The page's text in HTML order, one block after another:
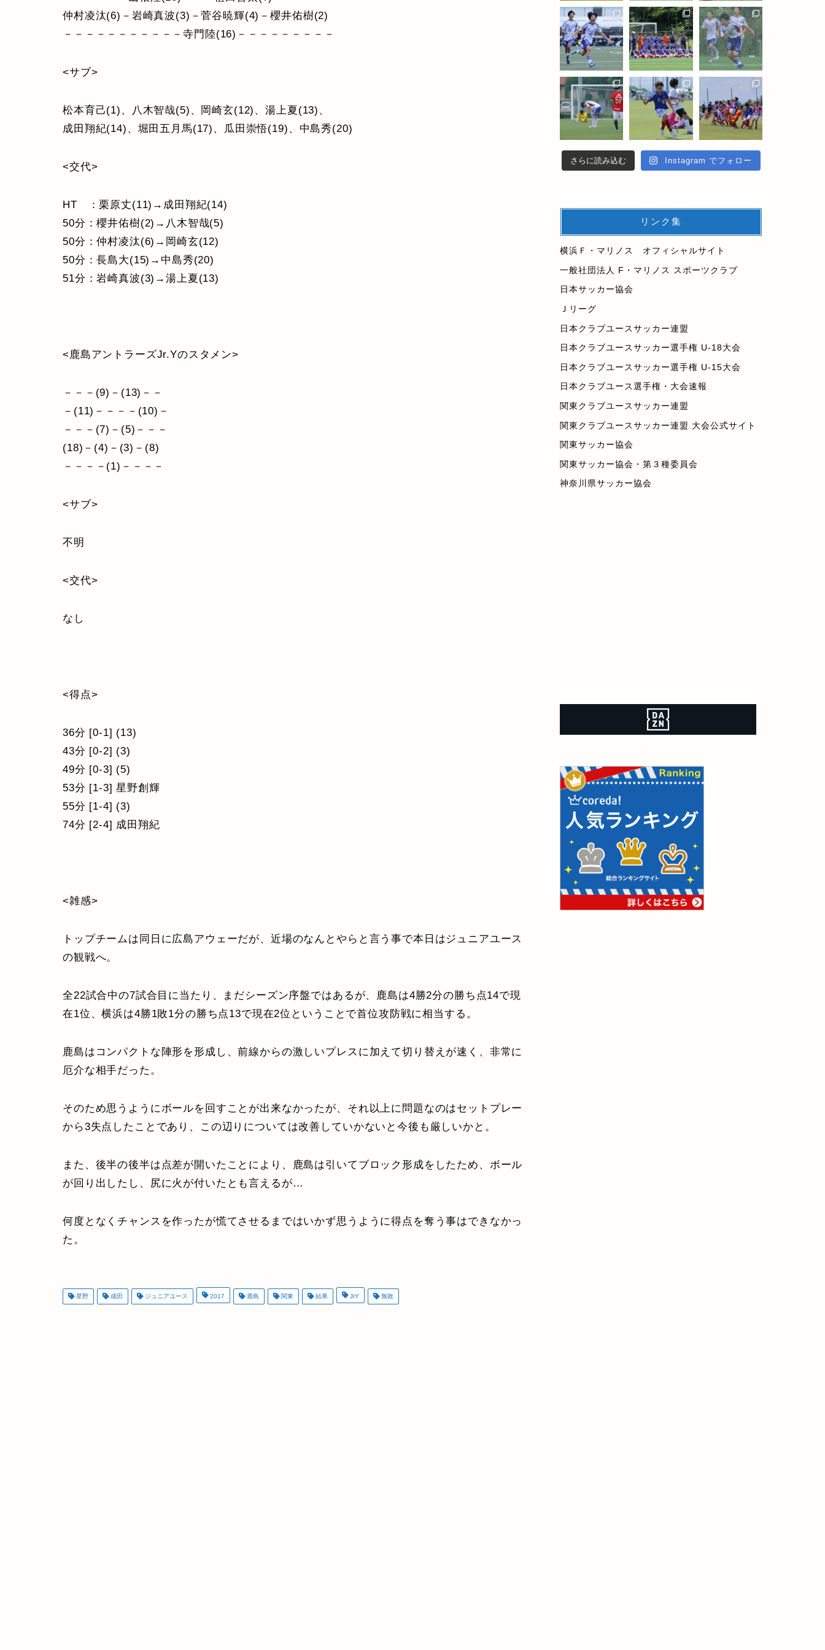
仲村凌汰(6)－岩崎真波(3)－菅谷暁輝(4)－櫻井佑樹(2)
－－－－－－－－－－－寺門陸(16)－－－－－－－－－
<サブ>
松本育己(1)、八木智哉(5)、岡崎玄(12)、湯上夏(13)、
成田翔紀(14)、堀田五月馬(17)、瓜田崇悟(19)、中島秀(20)
<交代>
HT ：栗原丈(11)→成田翔紀(14)
50分：櫻井佑樹(2)→八木智哉(5)
50分：仲村凌汰(6)→岡崎玄(12)
50分：長島大(15)→中島秀(20)
51分：岩崎真波(3)→湯上夏(13)
<鹿島アントラーズJr.Yのスタメン>
－－－(9)－(13)－－
－(11)－－－－(10)－
－－－(7)－(5)－－－
(18)－(4)－(3)－(8)
－－－－(1)－－－－
<サブ>
不明
<交代>
なし
<得点>
36分 [0-1] (13)
43分 [0-2] (3)
49分 [0-3] (5)
53分 [1-3] 星野創輝
55分 [1-4] (3)
74分 [2-4] 成田翔紀
<雑感>
トップチームは同日に広島アウェーだが、近場のなんとやらと言う事で本日はジュニアユース
の観戦へ。
全22試合中の7試合目に当たり、まだシーズン序盤ではあるが、鹿島は4勝2分の勝ち点14で現
在1位、横浜は4勝1敗1分の勝ち点13で現在2位ということで首位攻防戦に相当する。
鹿島はコンパクトな陣形を形成し、前線からの激しいプレスに加えて切り替えが速く、非常に
厄介な相手だった。
そのため思うようにボールを回すことが出来なかったが、それ以上に問題なのはセットプレー
から3失点したことであり、この辺りについては改善していかないと今後も厳しいかと。
また、後半の後半は点差が開いたことにより、鹿島は引いてブロック形成をしたため、ボール
が回り出したし、尻に火が付いたとも言えるが…
何度となくチャンスを作ったが慌てさせるまではいかず思うように得点を奪う事はできなかっ
た。
星野 成田 ジュニアユース 2017 鹿島 関東 結果 JrY 無敗
さらに読み込む Instagram でフォロー
リンク集
横浜Ｆ・マリノス オフィシャルサイト
一般社団法人 F・マリノス スポーツクラブ
日本サッカー協会
Ｊリーグ
日本クラブユースサッカー連盟
日本クラブユースサッカー選手権 U-18大会
日本クラブユースサッカー選手権 U-15大会
日本クラブユース選手権・大会速報
関東クラブユースサッカー連盟
関東クラブユースサッカー連盟 大会公式サイト
関東サッカー協会
関東サッカー協会・第３種委員会
神奈川県サッカー協会